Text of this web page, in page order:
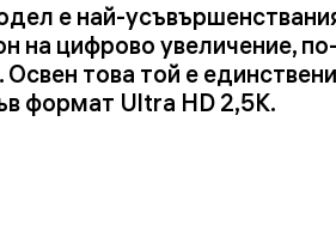
е най-
на цифрово увеличение,
това той е
формат Ultra HD 2,5K.